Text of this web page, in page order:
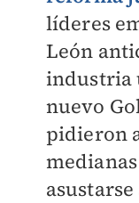
líderes
León
industria
nuevo
pidieron